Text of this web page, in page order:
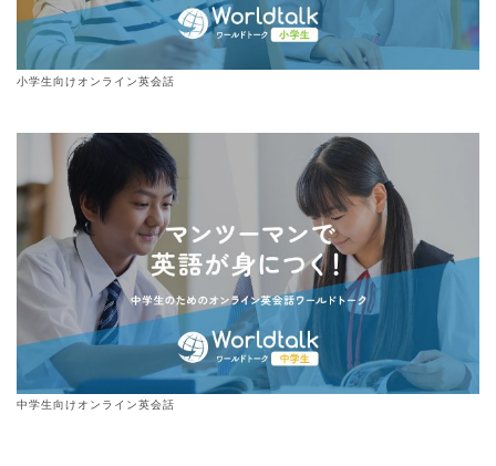
小学生向けオンライン英会話
中学生向けオンライン英会話